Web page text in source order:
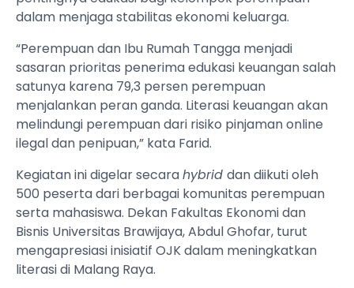
dalam menjaga stabilitas ekonomi keluarga.
“Perempuan dan Ibu Rumah Tangga menjadi
sasaran prioritas penerima edukasi keuangan salah
satunya karena 79,3 persen perempuan
menjalankan peran ganda. Literasi keuangan akan
melindungi perempuan dari risiko pinjaman online
ilegal dan penipuan,” kata Farid.
Kegiatan ini digelar secarahybrid dan diikuti oleh
500 peserta dari berbagai komunitas perempuan
serta mahasiswa. Dekan Fakultas Ekonomi dan
Bisnis Universitas Brawijaya, Abdul Ghofar, turut
mengapresiasi inisiatif OJK dalam meningkatkan
literasi di Malang Raya.